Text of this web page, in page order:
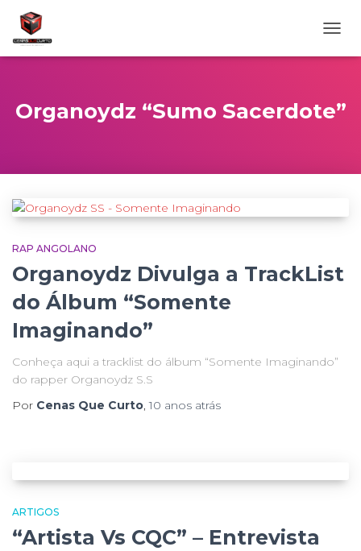
Organoydz “Sumo Sacerdote”
RAP ANGOLANO
Organoydz Divulga a TrackList
do Álbum “Somente
Imaginando”
Conheça aqui a tracklist do álbum “Somente Imaginando”
do rapper Organoydz S.S
Por Cenas Que Curto,10 anos atrás
ARTIGOS
“Artista Vs CQC” – Entrevista